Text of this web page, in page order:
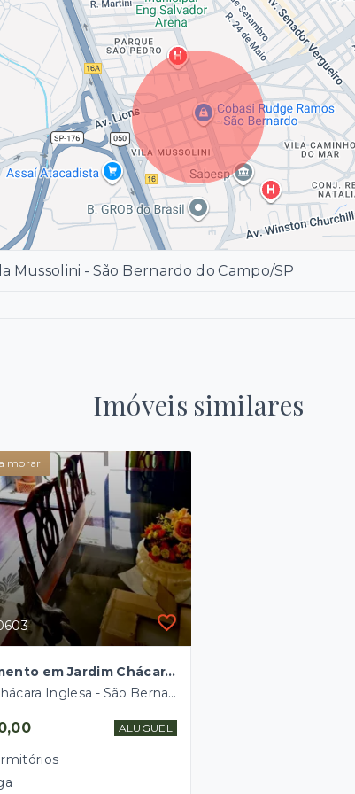
Mussolini - São Bernardo do Campo/SP
Imóveis similares
morar
Apartamento em Jardim Chácara Inglesa, São Bernardo do Campo/SP
Jardim Chácara Inglesa - São Bernardo do Campo/SP
ALUGUEL